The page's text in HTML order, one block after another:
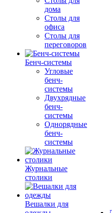
дома
Столы для
офиса
Столы для
переговоров
Бенч-системы
Угловые
бенч-
системы
Двухрядные
бенч-
системы
Однорядные
бенч-
системы
Журнальные
столики
Вешалки для